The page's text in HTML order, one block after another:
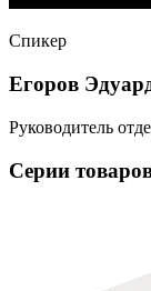
Спикер
Егоров
Руководитель
Серии